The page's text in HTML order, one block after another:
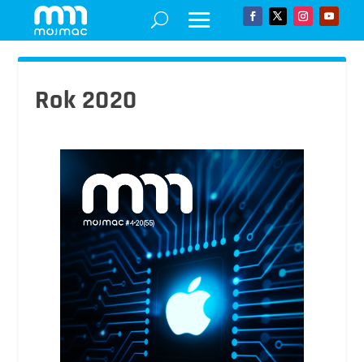
Rok 2020